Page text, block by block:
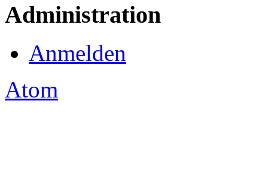
Administration
Anmelden
Atom